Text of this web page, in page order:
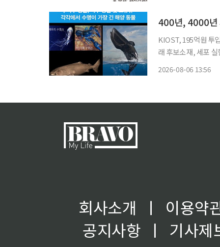
400년, 4000년
KIOST, 195억원 투
래 후보소재, 세포 실험서
2026-08-06 13:56
회사소개 ㅣ
이용약
공지사항
ㅣ
기사제